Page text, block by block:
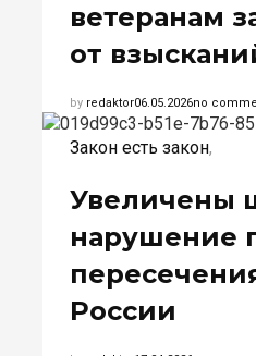
ветеранам
от
by redaktor06.05.2026no
Закон есть закон,
Увеличены
нарушение
России